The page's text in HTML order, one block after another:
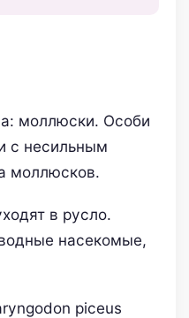
моллюски. Особи
с несильным
моллюсков.
в русло.
насекомые,